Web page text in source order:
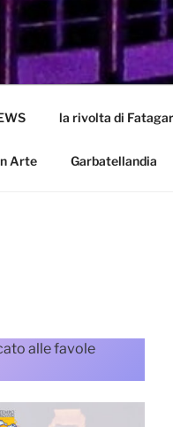
la rivolta di
Arte Garbatellandia
alle favole